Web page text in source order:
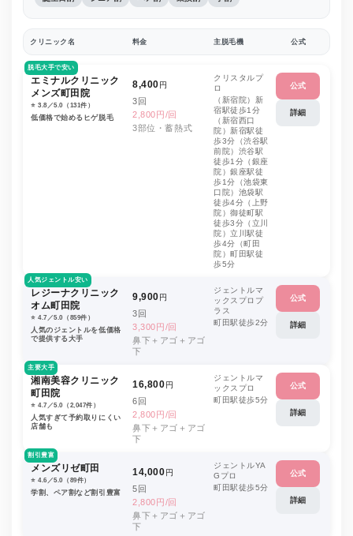
クリニック名 料金 主脱毛機 公式
脱毛大手で安い
エミナルクリニック
メンズ町田院
⭐️ 3.8／5.0（131件）
低価格で始めるヒゲ脱毛
8,400円
3回
2,800円/回
3部位・蓄熱式
クリスタルプ
ロ
（新宿院）新
宿駅徒歩1分
（新宿西口
院）新宿駅徒
歩3分（渋谷駅
前院）渋谷駅
徒歩1分（銀座
院）銀座駅徒
歩1分（池袋東
口院）池袋駅
徒歩4分（上野
院）御徒町駅
徒歩3分（立川
院）立川駅徒
歩4分（町田
院）町田駅徒
歩5分
公式
詳細
人気ジェントル安い
レジーナクリニック
オム町田院
⭐️ 4.7／5.0（859件）
人気のジェントルを低価格
で提供する大手
9,900円
3回
3,300円/回
鼻下＋アゴ＋アゴ
下
ジェントルマ
ックスプロプ
ラス
町田駅徒歩2分
公式
詳細
主要大手
湘南美容クリニック
町田院
⭐️ 4.7／5.0（2,047件）
人気すぎて予約取りにくい
店舗も
16,800円
6回
2,800円/回
鼻下＋アゴ＋アゴ
下
ジェントルマ
ックスプロ
町田駅徒歩5分
公式
詳細
割引豊富
メンズリゼ町田
⭐️ 4.6／5.0（89件）
学割、ペア割など割引豊富
14,000円
5回
2,800円/回
鼻下＋アゴ＋アゴ
下
ジェントルYA
Gプロ
町田駅徒歩5分
公式
詳細